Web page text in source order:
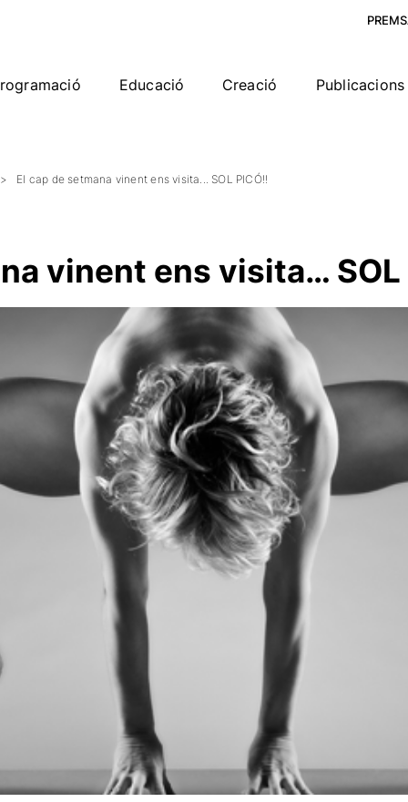
Educació Creació
El cap de setmana vinent ens visita... SOL PICÓ!!
vinent ens visita… SOL